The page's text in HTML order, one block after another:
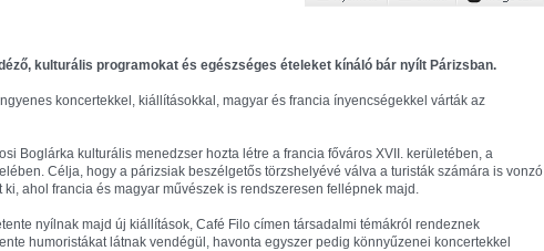
kulturális programokat és egészséges ételeket kínáló bár nyílt Párizsban.
koncertekkel, kiállításokkal, magyar és francia ínyencségekkel várták az
Boglárka kulturális menedzser hozta létre a francia főváros XVII. kerületében, a
Célja, hogy a párizsiak beszélgetős törzshelyévé válva a turisták számára is vonzó
ki, ahol francia és magyar művészek is rendszeresen fellépnek majd.
nyílnak majd új kiállítások, Café Filo címen társadalmi témákról rendeznek
humoristákat látnak vendégül, havonta egyszer pedig könnyűzenei koncertekkel